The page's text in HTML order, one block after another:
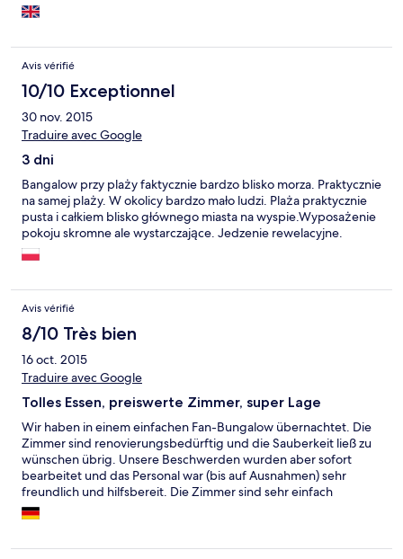
Avis vérifié
10/10 Exceptionnel
30 nov. 2015
Traduire avec Google
3 dni
Bangalow przy plaży faktycznie bardzo blisko morza. Praktycznie
na samej plaży. W okolicy bardzo mało ludzi. Plaża praktycznie
pusta i całkiem blisko głównego miasta na wyspie.Wyposażenie
pokoju skromne ale wystarczające. Jedzenie rewelacyjne.
Avis vérifié
8/10 Très bien
16 oct. 2015
Traduire avec Google
Tolles Essen, preiswerte Zimmer, super Lage
Wir haben in einem einfachen Fan-Bungalow übernachtet. Die
Zimmer sind renovierungsbedürftig und die Sauberkeit ließ zu
wünschen übrig. Unsere Beschwerden wurden aber sofort
bearbeitet und das Personal war (bis auf Ausnahmen) sehr
freundlich und hilfsbereit. Die Zimmer sind sehr einfach
ausgestattet, aber das wussten wir ja bei der Buchung und sind
vom Preis-Leistungsverhältnis gut, außerdem waren